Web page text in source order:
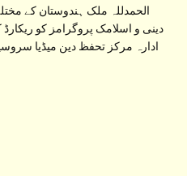
الحمدللہ ملک ہندوستان کے
دینی و اسلامک پروگرامز کو
ادارہ مرکز تحفظ دین میڈیا